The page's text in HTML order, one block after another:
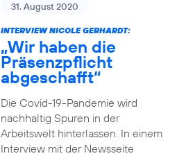
31. August 2020
INTERVIEW NICOLE GERHARDT:
„Wir haben die
Präsenzpflicht
abgeschafft“
Die Covid-19-Pandemie wird
nachhaltig Spuren in der
Arbeitswelt hinterlassen. In einem
Interview mit der Newsseite